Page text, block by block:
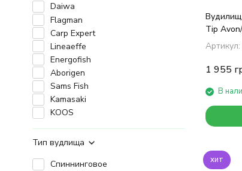
Tip
3.9м
Артикул:
1 955
В
хит
Daiwa
Flagman
Carp Expert
Lineaeffe
Energofish
Aborigen
Sams Fish
Kamasaki
KOOS
Тип вудлища
Спиннинговое